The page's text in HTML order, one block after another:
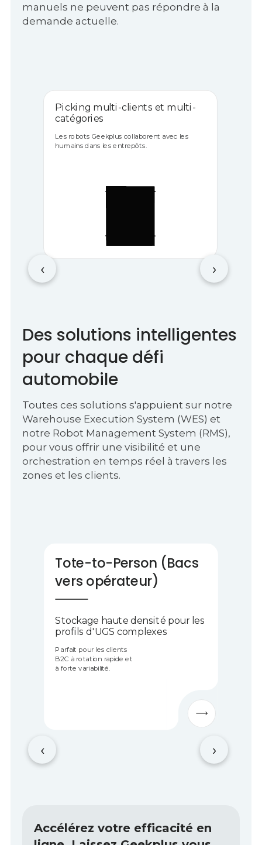
manuels ne peuvent pas répondre à la
demande actuelle.
Picking multi-clients et multi-
catégories
Les robots Geekplus collaborent avec les
humains dans les entrepôts.
‹ ›
Des solutions intelligentes
pour chaque défi
automobile
Toutes ces solutions s'appuient sur notre
Warehouse Execution System (WES) et
notre Robot Management System (RMS),
pour vous offrir une visibilité et une
orchestration en temps réel à travers les
zones et les clients.
Tote-to-Person (Bacs
vers opérateur)
Stockage haute densité pour les
profils d'UGS complexes
Parfait pour les clients
B2C à rotation rapide et
à forte variabilité.
‹ ›
Accélérez votre efficacité en